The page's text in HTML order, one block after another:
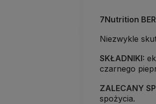
7Nutrition
Niezwykle
SKŁADNIKI:
czarnego
ZALECANY
spożycia.